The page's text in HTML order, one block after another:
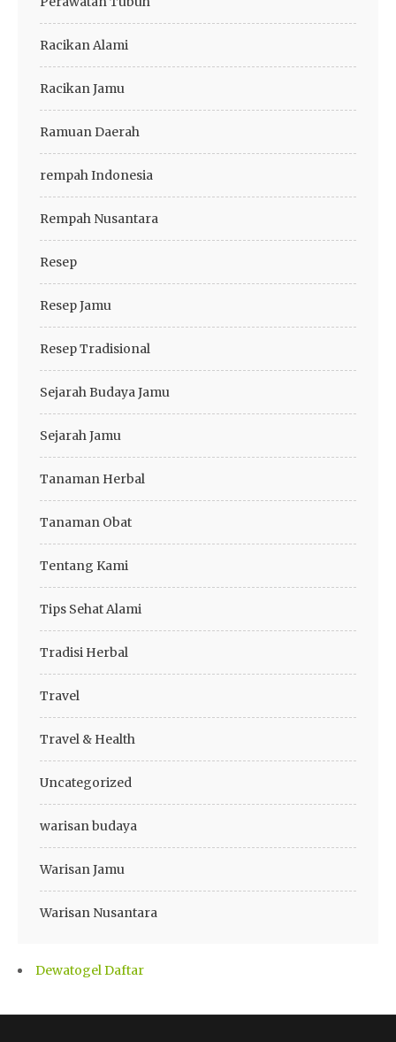
Racikan Alami
Racikan Jamu
Ramuan Daerah
rempah Indonesia
Rempah Nusantara
Resep
Resep Jamu
Resep Tradisional
Sejarah Budaya Jamu
Sejarah Jamu
Tanaman Herbal
Tanaman Obat
Tentang Kami
Tips Sehat Alami
Tradisi Herbal
Travel
Travel & Health
Uncategorized
warisan budaya
Warisan Jamu
Warisan Nusantara
Dewatogel Daftar